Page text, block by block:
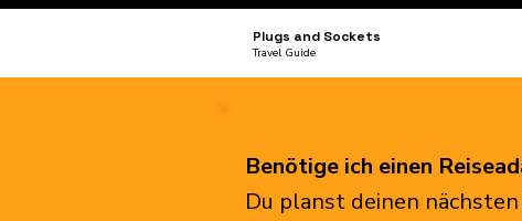
Plugs and Sockets
Travel Guide
Benötige ich einen
Du planst deinen